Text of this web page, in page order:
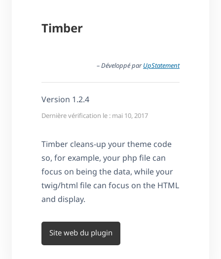
Timber
– Développé parUpStatement
Version 1.2.4
Dernière vérification le : mai 10, 2017
Timber cleans-up your theme code
so, for example, your php file can
focus on being the data, while your
twig/html file can focus on the HTML
and display.
Site web du plugin